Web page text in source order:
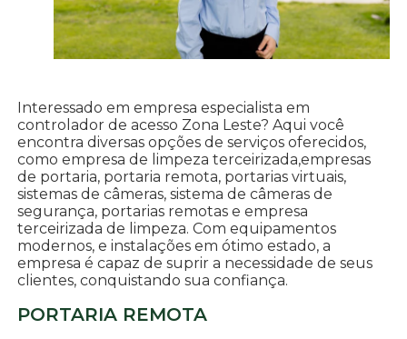
Interessado em empresa especialista em
controlador de acesso Zona Leste? Aqui você
encontra diversas opções de serviços oferecidos,
como empresa de limpeza terceirizada,empresas
de portaria, portaria remota, portarias virtuais,
sistemas de câmeras, sistema de câmeras de
segurança, portarias remotas e empresa
terceirizada de limpeza. Com equipamentos
modernos, e instalações em ótimo estado, a
empresa é capaz de suprir a necessidade de seus
clientes, conquistando sua confiança.
PORTARIA REMOTA